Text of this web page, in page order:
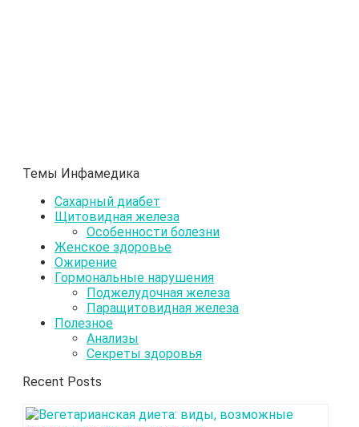
Темы Инфамедика
Сахарный диабет
Щитовидная железа
Особенности болезни
Женское здоровье
Ожирение
Гормональные нарушения
Поджелудочная железа
Паращитовидная железа
Полезное
Анализы
Секреты здоровья
Recent Posts